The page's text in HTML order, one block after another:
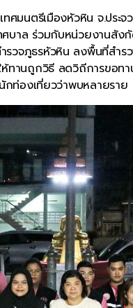
มนตรีเมืองหัวหิน จ.ปร
บาล ร่วมกับหน่วยงานสั
วจภูธรหัวหิน ลงพื้นที่สำร
ทานถูกวิธี ลดวิถีการขอท
กท่องเที่ยวว่าพบหลายราย